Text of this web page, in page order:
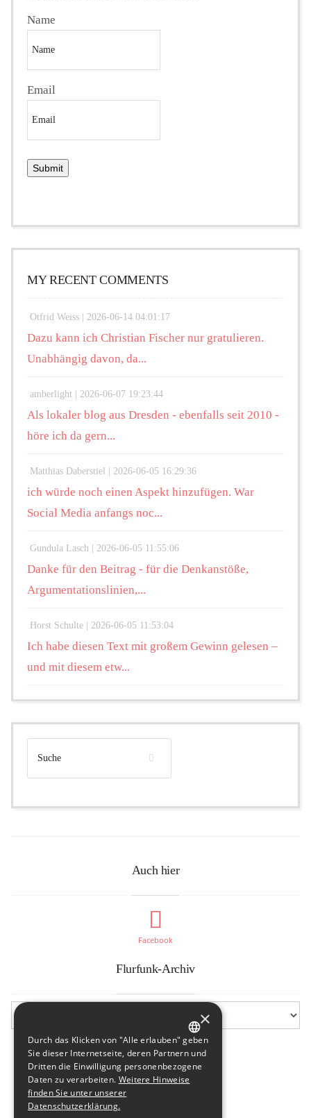
Name
Email
MY RECENT COMMENTS
Otfrid Weiss | 2026-06-14 04:01:17
Dazu kann ich Christian Fischer nur gratulieren.
Unabhängig davon, da...
amberlight | 2026-06-07 19:23:44
Als lokaler blog aus Dresden - ebenfalls seit 2010 -
höre ich da gern...
Matthias Daberstiel | 2026-06-05 16:29:36
ich würde noch einen Aspekt hinzufügen. War
Social Media anfangs noc...
Gundula Lasch | 2026-06-05 11:55:06
Danke für den Beitrag - für die Denkanstöße,
Argumentationslinien,...
Horst Schulte | 2026-06-05 11:53:04
Ich habe diesen Text mit großem Gewinn gelesen –
und mit diesem etw...
Auch hier
Facebook
Flurfunk-Archiv
GERMAN
ENGLISH
×
Durch das Klicken von "Alle erlauben" geben
Sie dieser Internetseite, deren Partnern und
Dritten die Einwilligung personenbezogene
Daten zu verarbeiten. Weitere Hinweise
finden Sie unter unserer
Datenschutzerklärung.